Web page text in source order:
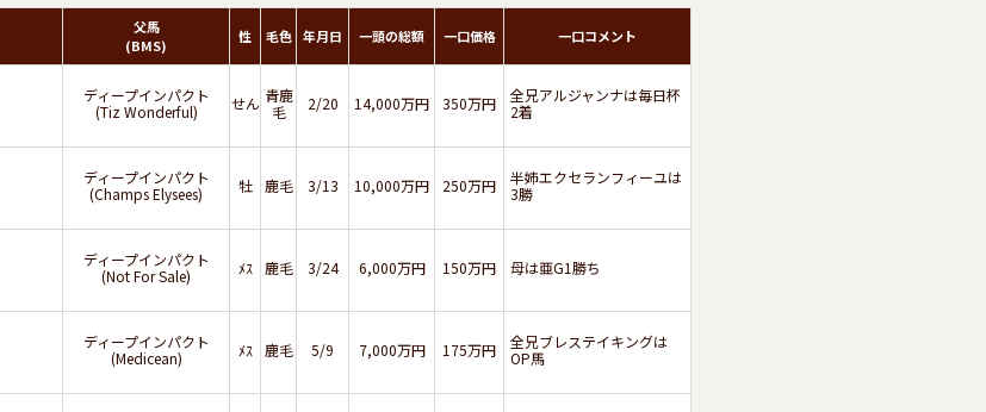
父馬
(BMS)
性 毛色 年月日 一頭の総額 一口価格 一口コメント
ディープインパクト
(Tiz Wonderful)
せん 青鹿
毛
2/20 14,000万円 350万円
全兄アルジャンナは毎日杯
2着
ディープインパクト
(Champs Elysees)
牡 鹿毛 3/13 10,000万円 250万円
半姉エクセランフィーユは
3勝
ディープインパクト
(Not For Sale)
ﾒｽ 鹿毛 3/24 6,000万円 150万円 母は亜G1勝ち
ディープインパクト
(Medicean)
ﾒｽ 鹿毛 5/9 7,000万円 175万円
全兄ブレステイキングは
OP馬